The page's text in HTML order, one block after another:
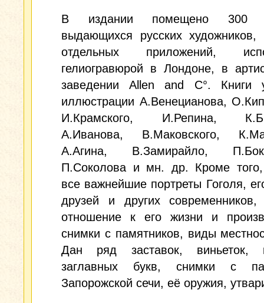
В издании помещено 300
выдающихся русских художников,
отдельных приложений,
гелиогравюрой в Лондоне, в
заведении Allen and C°. Книги
иллюстрации А.Венецианова,
И.Крамского, И.Репина,
А.Иванова, В.Маковского,
А.Агина, В.Замирайло,
П.Соколова и мн. др. Кроме
все важнейшие портреты Гоголя,
друзей и других
отношение к его жизни и
снимки с памятников, виды
Дан ряд заставок, виньеток,
заглавных букв, снимки с
Запорожской сечи, её оружия,